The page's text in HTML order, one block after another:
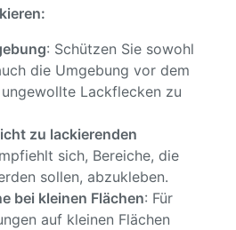
: Schützen Sie sowohl
die Umgebung vor dem
Lackflecken zu
zu lackierenden
sich, Bereiche, die
sollen, abzukleben.
bei kleinen Flächen: Für
auf kleinen Flächen